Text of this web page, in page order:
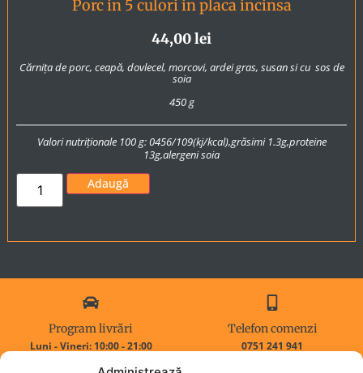
Porc in 5 culori in placa incinsa
44,00lei
Cărnița deporc, ceapă, dovlecel, morcovi, ardei gras, susan si cu sosde
soia
450 g
Valori nutriționale 100 g: 0456/109(kj/kcal),grăsimi1.3g,proteine
13g,alergeni soia
Adaugă
Program livrări
Luni - Vineri: 10:00 - 21:00
Telefon comenzi
0751 241 941